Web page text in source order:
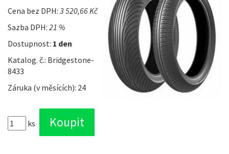
Cena bez DPH: 3 520,66 Kč
Sazba DPH: 21 %
Dostupnost: 1 den
Katalog. č.: Bridgestone-
8433
Záruka (v měsících): 24
ks